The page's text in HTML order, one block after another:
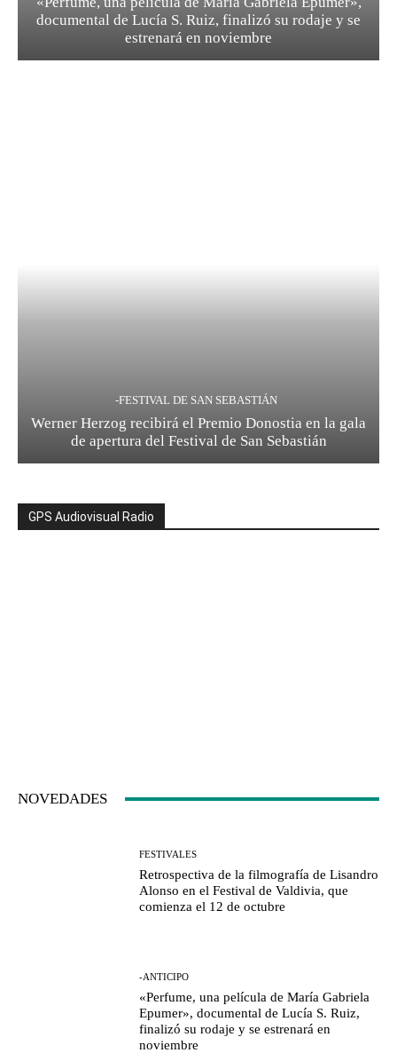
documental de Lucía S. Ruiz, finalizó su rodaje y se
estrenará en noviembre
-FESTIVAL DE SAN SEBASTIÁN
Werner Herzog recibirá el Premio Donostia en la gala
de apertura del Festival de San Sebastián
GPS Audiovisual Radio
NOVEDADES
FESTIVALES
Retrospectiva de la filmografía de Lisandro
Alonso en el Festival de Valdivia, que
comienza el 12 de octubre
-ANTICIPO
«Perfume, una película de María Gabriela
Epumer», documental de Lucía S. Ruiz,
finalizó su rodaje y se estrenará en
noviembre